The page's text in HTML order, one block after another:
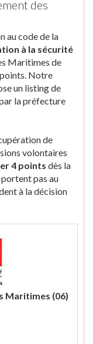
des
au code de la
à la sécurité
Maritimes de
Notre
un listing de
la préfecture
de
volontaires
4 points dès la
pas au
à la décision
Maritimes (06)